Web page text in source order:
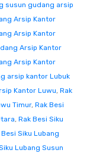
susun gudang arsip
Arsip Kantor
Arsip Kantor
Arsip Kantor
Arsip Kantor
arsip kantor Lubuk
Kantor Luwu, Rak
Timur, Rak Besi
, Rak Besi Siku
Besi Siku Lubang
Lubang Susun